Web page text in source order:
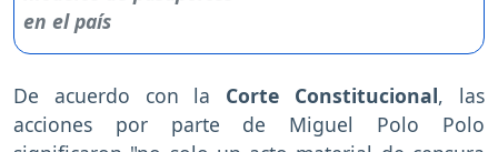
De acuerdo con la Corte Constitucional, las
acciones por parte de Miguel Polo Polo